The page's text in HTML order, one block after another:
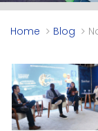
Home Blog